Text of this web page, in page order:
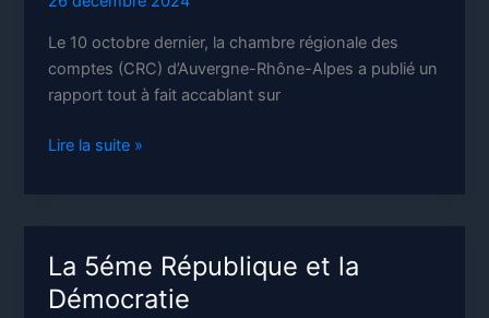
Le 10 octobre dernier, la chambre régionale des
comptes (CRC) d’Auvergne-Rhône-Alpes a publié un
rapport tout à fait accablant sur
Assistanat
Lire la suite »
La 5éme République et la
Démocratie